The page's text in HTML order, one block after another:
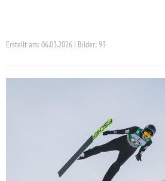
Erstellt am: 06.03.2026 | Bilder: 93